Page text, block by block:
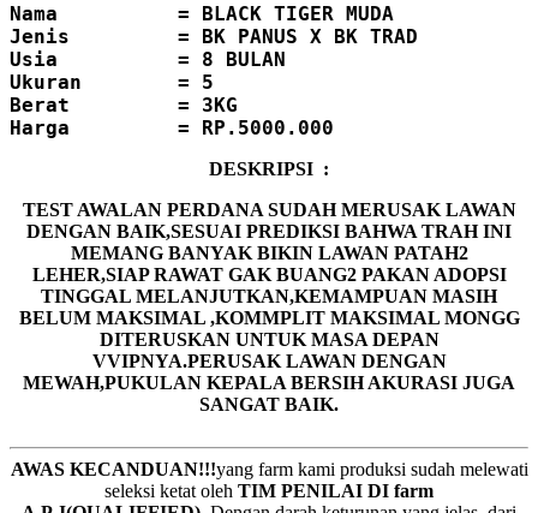
Nama          = BLACK TIGER MUDA
Jenis         = BK PANUS X BK TRAD
Usia          = 8 BULAN
Ukuran        = 5
Berat         = 3KG
DESKRIPSI :
TEST AWALAN PERDANA SUDAH MERUSAK LAWAN
DENGAN BAIK,SESUAI PREDIKSI BAHWA TRAH INI
MEMANG BANYAK BIKIN LAWAN PATAH2
LEHER,SIAP RAWAT GAK BUANG2 PAKAN ADOPSI
TINGGAL MELANJUTKAN,KEMAMPUAN MASIH
BELUM MAKSIMAL ,KOMMPLIT MAKSIMAL MONGG
DITERUSKAN UNTUK MASA DEPAN
VVIPNYA.PERUSAK LAWAN DENGAN
MEWAH,PUKULAN KEPALA BERSIH AKURASI JUGA
SANGAT BAIK.
AWAS KECANDUAN!!!yang farm kami produksi sudah melewati
seleksi ketat oleh TIM PENILAI DI farm